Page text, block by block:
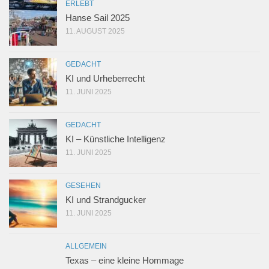
ERLEBT
Hanse Sail 2025
11. AUGUST 2025
GEDACHT
KI und Urheberrecht
11. JUNI 2025
GEDACHT
KI – Künstliche Intelligenz
11. JUNI 2025
GESEHEN
KI und Strandgucker
11. JUNI 2025
ALLGEMEIN
Texas – eine kleine Hommage